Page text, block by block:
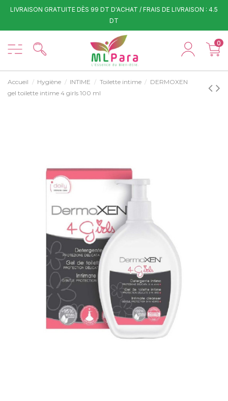
LIVRAISON GRATUITE DÈS 99 DT D'ACHAT / FRAIS DE LIVRAISON : 4.5
DT
0
Accueil Hygiène INTIME Toilette intime
DERMOXEN
gel toilette intime 4 girls 100 ml